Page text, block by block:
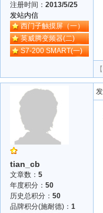
注册时间： 2013/5/25
发站内信
西门子触摸屏（一）
英威腾变频器(二)
S7-200 SMART(一)
tian_cb
文章数： 5
年度积分： 50
历史总积分： 50
品牌积分(施耐德)： 1